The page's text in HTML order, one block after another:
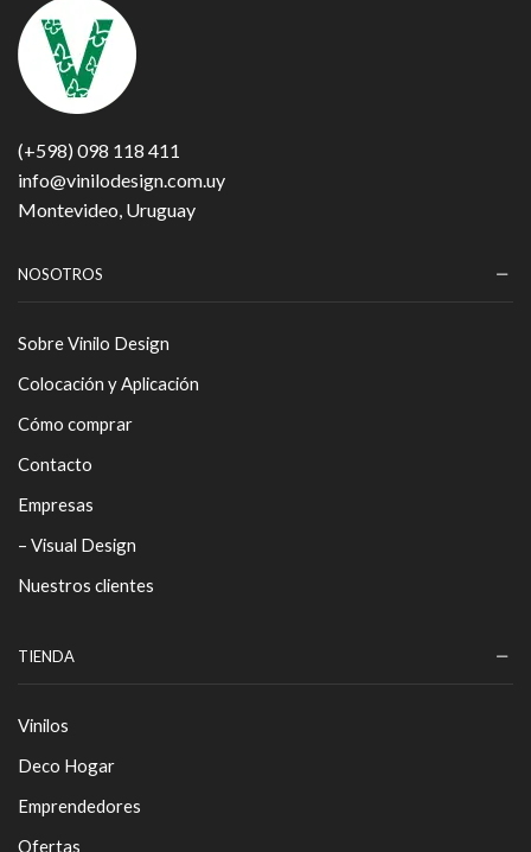
(+598) 098 118 411
info@vinilodesign.com.uy
Montevideo, Uruguay
NOSOTROS
Sobre Vinilo Design
Colocación y Aplicación
Cómo comprar
Contacto
Empresas
– Visual Design
Nuestros clientes
TIENDA
Vinilos
Deco Hogar
Emprendedores
Ofertas